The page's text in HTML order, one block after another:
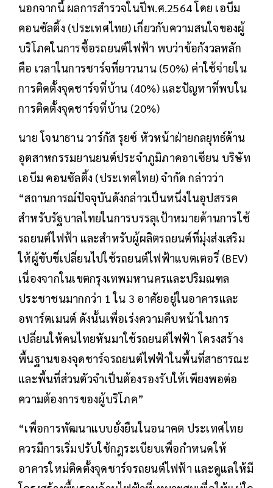
นอกจากนี้ ผลการสำรวจในปีพ.ศ.2564 โดย เอบีม
คอนซัลติ้ง (ประเทศไทย) เกี่ยวกับความสนใจของผู้
บริโภคในการซื้อรถยนต์ไฟฟ้า พบว่าข้อกังวลหลัก
คือ เวลาในการชาร์จที่ยาวนาน (50%) ค่าใช้จ่ายใน
การติดตั้งจุดชาร์จที่บ้าน (40%) และปัญหาที่พบใน
การติดตั้งจุดชาร์จที่บ้าน (20%)
นาย โจนาธาน วาร์กัส รุยซ์ หัวหน้าฝ่ายกลยุทธ์ด้าน
อุตสาหกรรมยานยนต์ประจำภูมิภาคอาเซียน บริษัท
เอบีม คอนซัลติ้ง (ประเทศไทย) จำกัด กล่าวว่า
“สถานการณ์ปัจจุบันดังกล่าวเป็นหนึ่งในอุปสรรค
สำหรับรัฐบาลไทยในการบรรลุเป้าหมายด้านการใช้
รถยนต์ไฟฟ้า และสำหรับผู้ผลิตรถยนต์ที่มุ่งส่งเสริม
ให้ผู้ขับขี่เปลี่ยนไปใช้รถยนต์ไฟฟ้าแบตเตอรี่ (BEV)
เนื่องจากในเขตกรุงเทพมหานครและปริมณฑล
ประชาชนมากกว่า 1 ใน 3 อาศัยอยู่ในอาคารและ
อพาร์ตเมนต์ ดังนั้นเพื่อเร่งความคืบหน้าในการ
เปลี่ยนให้คนไทยหันมาใช้รถยนต์ไฟฟ้า โครงสร้าง
พื้นฐานของจุดชาร์จรถยนต์ไฟฟ้าในพื้นที่สาธารณะ
และพื้นที่ส่วนตัวจำเป็นต้องรองรับให้เพียงพอต่อ
ความต้องการของผู้บริโภค”
“เพื่อการพัฒนาแบบยั่งยืนในอนาคต ประเทศไทย
ควรมีการเริ่มปรับใช้กฎระเบียบเพื่อกำหนดให้
อาคารใหม่ติดตั้งจุดชาร์จรถยนต์ไฟฟ้า และดูแลให้มี